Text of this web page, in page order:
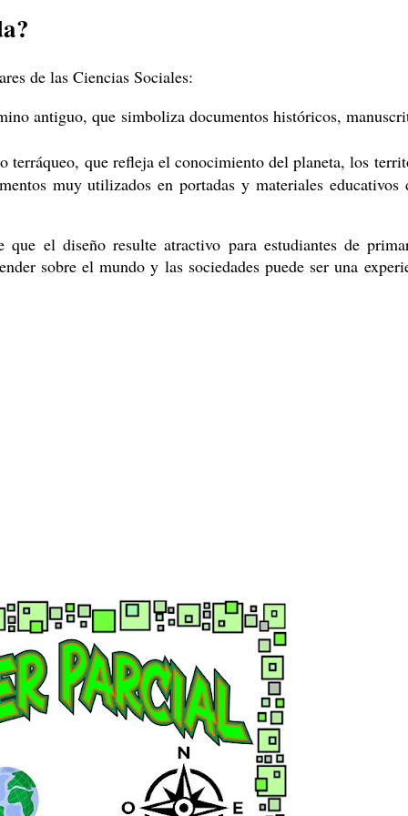
de las Ciencias Sociales:
antiguo, que simboliza documentos históricos,
terráqueo, que refleja el conocimiento del planeta, los
muy utilizados en portadas y materiales educativos
el diseño resulte atractivo para estudiantes de
sobre el mundo y las sociedades puede ser una